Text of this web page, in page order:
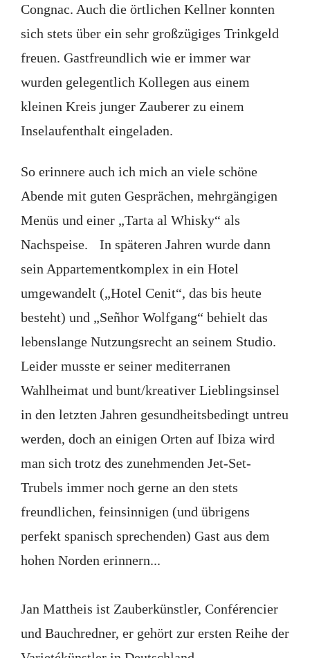
Congnac. Auch die örtlichen Kellner konnten
sich stets über ein sehr großzügiges Trinkgeld
freuen. Gastfreundlich wie er immer war
wurden gelegentlich Kollegen aus einem
kleinen Kreis junger Zauberer zu einem
Inselaufenthalt eingeladen.
So erinnere auch ich mich an viele schöne
Abende mit guten Gesprächen, mehrgängigen
Menüs und einer „Tarta al Whisky“ als
Nachspeise. In späteren Jahren wurde dann
sein Appartementkomplex in ein Hotel
umgewandelt („Hotel Cenit“, das bis heute
besteht) und „Señhor Wolfgang“ behielt das
lebenslange Nutzungsrecht an seinem Studio.
Leider musste er seiner mediterranen
Wahlheimat und bunt/kreativer Lieblingsinsel
in den letzten Jahren gesundheitsbedingt untreu
werden, doch an einigen Orten auf Ibiza wird
man sich trotz des zunehmenden Jet-Set-
Trubels immer noch gerne an den stets
freundlichen, feinsinnigen (und übrigens
perfekt spanisch sprechenden) Gast aus dem
hohen Norden erinnern...
Jan Mattheis ist Zauberkünstler, Conférencier
und Bauchredner, er gehört zur ersten Reihe der